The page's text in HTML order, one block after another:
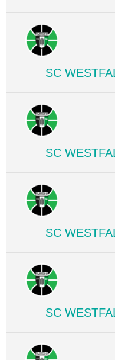
SC
SC
SC
SC